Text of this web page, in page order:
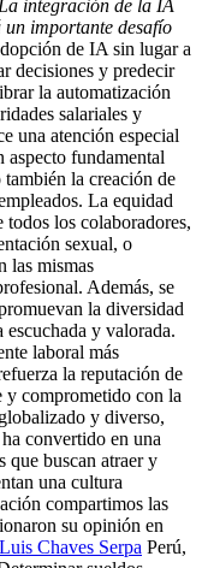
integración de la IA
importante desafío
de IA sin lugar a
decisiones y predecir
la automatización
salariales y
una atención especial
aspecto fundamental
la creación de
La equidad
los colaboradores,
sexual, o
las mismas
Además, se
la diversidad
y valorada.
laboral más
la reputación de
y comprometido con la
y diverso,
convertido en una
que buscan atraer y
una cultura
compartimos las
su opinión en
Luis Chaves Serpa Perú,